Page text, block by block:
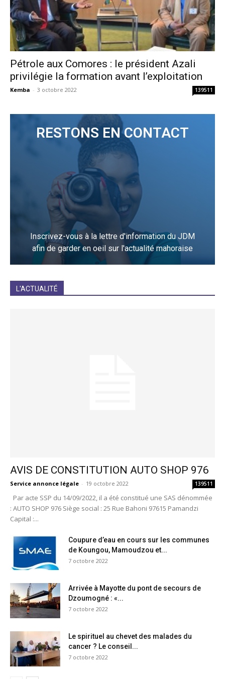
Pétrole aux Comores : le président Azali
privilégie la formation avant l’exploitation
Kemba - 3 octobre 2022 139511
RESTONS EN CONTACT
Inscrivez-vous à la lettre d'information du JDM
afin de garder en oeil sur l'actualité mahoraise
L'ACTUALITÉ
AVIS DE CONSTITUTION AUTO SHOP 976
Service annonce légale - 19 octobre 2022 139511
Par acte SSP du 14/09/2022, il a été constitué une SAS dénommée
: AUTO SHOP 976 Siège social : 25 Rue Bahoni 97615 Pamandzi
Capital :...
Coupure d’eau en cours sur les communes
de Koungou, Mamoudzou et...
7 octobre 2022
Arrivée à Mayotte du pont de secours de
Dzoumogné : «...
7 octobre 2022
Le spirituel au chevet des malades du
cancer ? Le conseil...
7 octobre 2022